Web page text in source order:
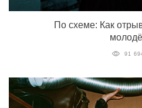
По схеме: Как
91